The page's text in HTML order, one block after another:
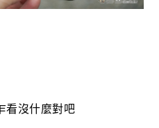
看沒什麼對吧